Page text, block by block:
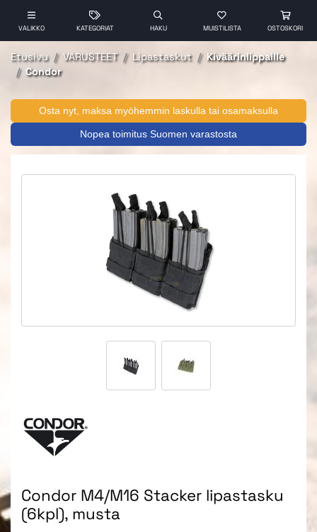
VALIKKO KATEGORIAT HAKU MUISTILISTA OSTOSKORI
Etusivu VARUSTEET Lipastaskut
Kiväärinlippaille
Condor
Osta nyt, maksa myöhemmin laskulla tai osamaksulla
Nopea toimitus Suomen varastosta
Condor M4/M16 Stacker lipastasku
(6kpl), musta